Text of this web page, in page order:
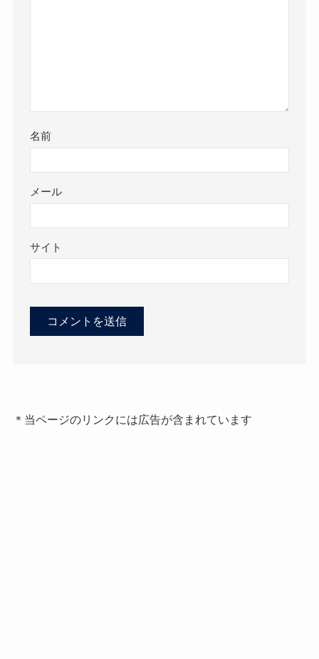
名前
メール
サイト
＊当ページのリンクには広告が含まれています